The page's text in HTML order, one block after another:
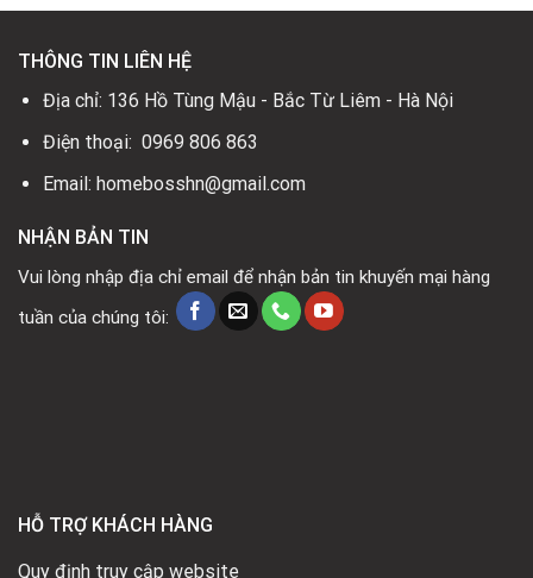
THÔNG TIN LIÊN HỆ
Địa chỉ: 136 Hồ Tùng Mậu - Bắc Từ Liêm - Hà Nội
Điện thoại: 0969 806 863
Email: homebosshn@gmail.com
NHẬN BẢN TIN
Vui lòng nhập địa chỉ email để nhận bản tin khuyến mại hàng
tuần của chúng tôi:
HỖ TRỢ KHÁCH HÀNG
Quy định truy cập website